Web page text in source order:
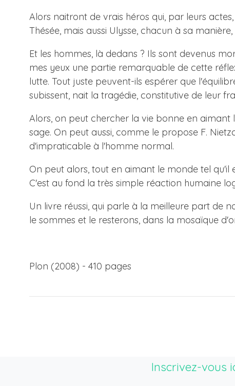
Alors naitront de vrais héros qui, par leurs
Thésée, mais aussi Ulysse, chacun à sa
Et les hommes, là dedans ? Ils sont devenus
mes yeux une partie remarquable de cette
lutte. Tout juste peuvent-ils espérer que
subissent, nait la tragédie, constitutive de leur
Alors, on peut chercher la vie bonne en
sage. On peut aussi, comme le propose F.
d'impraticable à l'homme normal.
On peut alors, tout en aimant le monde tel
C'est au fond la très simple réaction humaine
Un livre réussi, qui parle à la meilleure part de
le sommes et le resterons, dans la mosaïque
Plon (2008) - 410 pages
Inscrivez-vous